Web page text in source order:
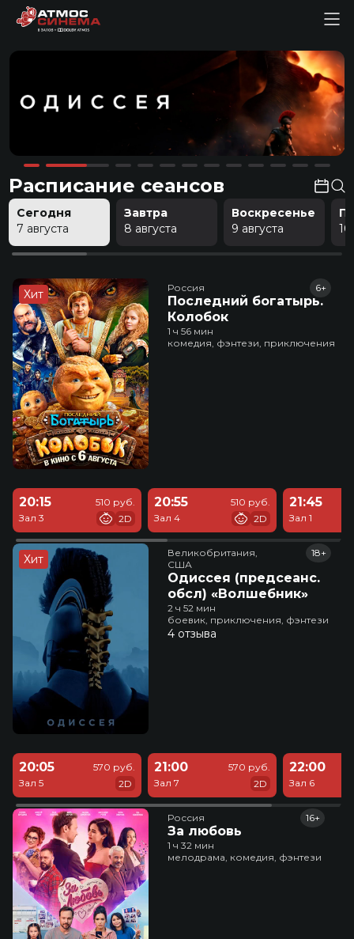
Расписание сеансов
Сегодня
7 августа
Завтра
8 августа
Воскресенье
9 августа
10
Хит Россия
Последний богатырь.
Колобок
6+
1 ч 56 мин
комедия, фэнтези, приключения
20:15
Зал 3
510 руб.
2D
20:55
Зал 4
510 руб.
2D
21:45
Зал 1
Хит
Великобритания,
США
Одиссея (предсеанс.
обсл) «Волшебник»
18+
2 ч 52 мин
боевик, приключения, фэнтези
4 отзыва
20:05
Зал 5
570 руб.
2D
21:00
Зал 7
570 руб.
2D
22:00
Зал 6
Россия
За любовь
16+
1 ч 32 мин
мелодрама, комедия, фэнтези